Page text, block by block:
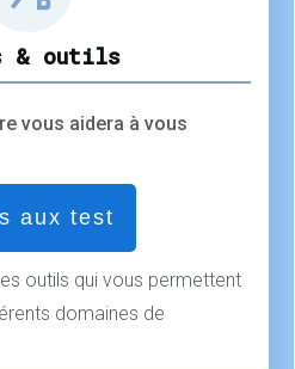
& outils
vous aidera à vous
aux test
outils qui vous permettent
domaines de